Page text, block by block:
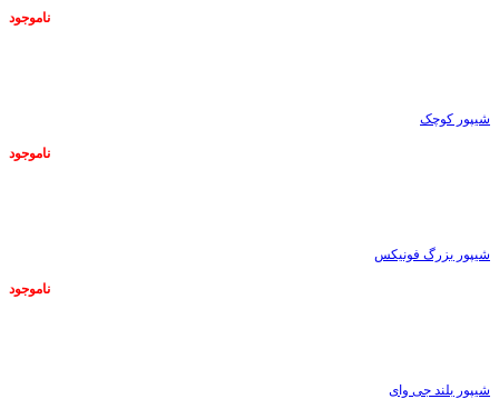
ناموجود
شیپور کوچک
ناموجود
شیپور بزرگ فونیکس
ناموجود
شیپور بلند جی وای